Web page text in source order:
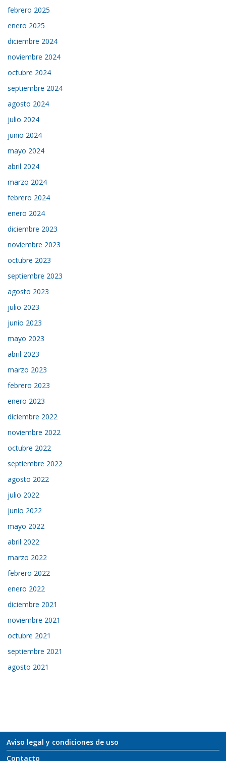
febrero 2025
enero 2025
diciembre 2024
noviembre 2024
octubre 2024
septiembre 2024
agosto 2024
julio 2024
junio 2024
mayo 2024
abril 2024
marzo 2024
febrero 2024
enero 2024
diciembre 2023
noviembre 2023
octubre 2023
septiembre 2023
agosto 2023
julio 2023
junio 2023
mayo 2023
abril 2023
marzo 2023
febrero 2023
enero 2023
diciembre 2022
noviembre 2022
octubre 2022
septiembre 2022
agosto 2022
julio 2022
junio 2022
mayo 2022
abril 2022
marzo 2022
febrero 2022
enero 2022
diciembre 2021
noviembre 2021
octubre 2021
septiembre 2021
agosto 2021
Aviso legal y condiciones de uso
Contacto